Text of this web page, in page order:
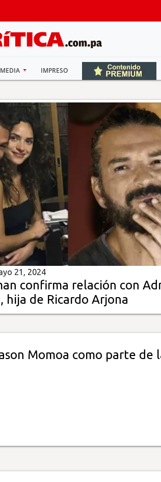
IMPRESO
21, 2024
confirma relación con
hija de Ricardo Arjona
Momoa como parte de